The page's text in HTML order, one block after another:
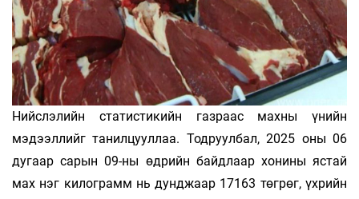
Нийслэлийн статистикийн газраас махны үнийн
мэдээллийг танилцууллаа. Тодруулбал, 2025 оны 06
дугаар сарын 09-ны өдрийн байдлаар хонины ястай
мах нэг килограмм нь дунджаар 17163 төгрөг, үхрийн